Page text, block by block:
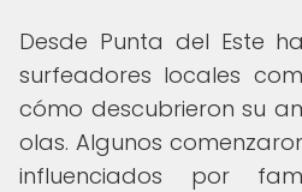
Desde Punta del Este
surfeadores locales
cómo descubrieron su
olas. Algunos
influenciados por